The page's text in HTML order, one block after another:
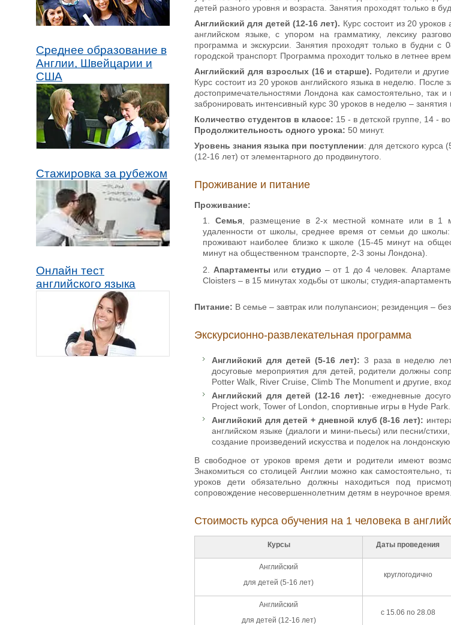
Среднее образование в
Англии, Швейцарии и
США
Стажировка за рубежом
Онлайн тест
английского языка
детей разного уровня и возраста. Занятия проходят только в
Английский для детей (12-16 лет). Курс состоит из 20
английском языке, с упором на грамматику, лексику
программа и экскурсии. Занятия проходят только в будни
городской транспорт. Программа проходит только в летнее
Английский для взрослых (16 и старше). Родители и
Курс состоит из 20 уроков английского языка в неделю.
достопримечательностями Лондона как самостоятельно,
забронировать интенсивный курс 30 уроков в неделю –
Количество студентов в классе: 15 - в детской группе, 14 -
Продолжительность одного урока: 50 минут.
Уровень знания языка при поступлении: для детского курса
(12-16 лет) от элементарного до продвинутого.
Проживание и питание
Проживание:
Семья, размещение в 2-х местной комнате или в 1
удаленности от школы, среднее время от семьи до
проживают наиболее близко к школе (15-45 минут на
минут на общественном транспорте, 2-3 зоны Лондона).
Апартаменты или студио – от 1 до 4 человек.
Cloisters – в 15 минутах ходьбы от школы; студия-
Питание: В семье – завтрак или полупансион; резиденция –
Экскурсионно-развлекательная программа
Английский для детей (5-16 лет): 3 раза в неделю
досуговые мероприятия для детей, родители должны
Potter Walk, River Cruise, Climb The Monument и другие,
Английский для детей (12-16 лет): ·ежедневные
Project work, Tower of London, спортивные игры в Hyde Park.
Английский для детей + дневной клуб (8-16 лет):
английском языке (диалоги и мини-пьесы) или песни/
создание произведений искусства и поделок на
В свободное от уроков время дети и родители имеют
Знакомиться со столицей Англии можно как
уроков дети обязательно должны находиться под
сопровождение несовершеннолетним детям в неурочное время.
Стоимость курса обучения на 1 человека в
Курсы Даты проведения
Английский
для детей (5-16 лет)
круглогодично
Английский
для детей (12-16 лет)
с 15.06 по 28.08